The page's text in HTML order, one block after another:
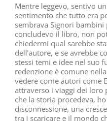
Mentre leggevo, sentivo
sentimento che tutto era
sembrava Signori bambini
concludevo il libro, non
chiedermi qual sarebbe
dell’autore, e se avrebbe
stessi temi e idee nel suo
redenzione è comune
vedere come autori come
attraverso i viaggi dei loro
che la storia procedeva,
disconnessione, una
tra i scaricare e il mondo